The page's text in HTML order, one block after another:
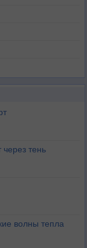
тень
волны тепла